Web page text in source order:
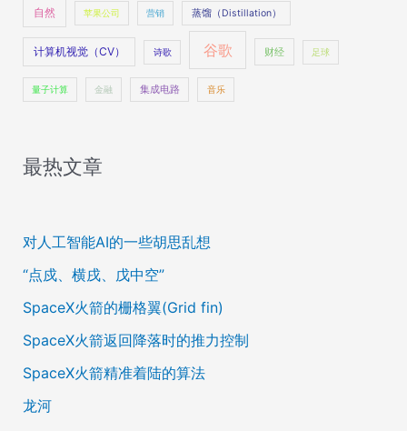
自然 苹果公司 营销 蒸馏（Distillation）
计算机视觉（CV） 诗歌 谷歌 财经 足球
量子计算 金融 集成电路 音乐
最热文章
对人工智能AI的一些胡思乱想
“点戍、横戌、戊中空”
SpaceX火箭的栅格翼(Grid fin)
SpaceX火箭返回降落时的推力控制
SpaceX火箭精准着陆的算法
龙河